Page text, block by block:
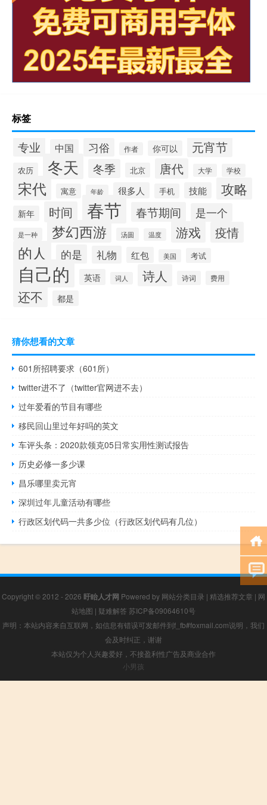
标签
专业 中国 习俗 作者 你可以 元宵节
农历 冬天 冬季 北京 唐代 大学 学校
宋代 寓意 年龄 很多人 手机 技能 攻略
新年 时间 春节 春节期间 是一个
是一种 梦幻西游 汤圆 温度 游戏 疫情
的人 的是 礼物 红包 美国 考试
自己的 英语 词人 诗人 诗词 费用
还不 都是
猜你想看的文章
601所招聘要求（601所）
twitter进不了（twitter官网进不去）
过年爱看的节目有哪些
移民回山里过年好吗的英文
车评头条：2020款领克05日常实用性测试报告
历史必修一多少课
昌乐哪里卖元宵
深圳过年儿童活动有哪些
行政区划代码一共多少位（行政区划代码有几位）
Copyright © 2012 - 2026 盱眙人才网 Powered by 网站分类目录 | 精选推荐文章 | 网
站地图 | 疑难解答 苏ICP备09064610号
声明：本站内容来自互联网，如信息有错误可发邮件到f_fb#foxmail.com说明，我们
会及时纠正，谢谢
本站仅为个人兴趣爱好，不接盈利性广告及商业合作
小男孩